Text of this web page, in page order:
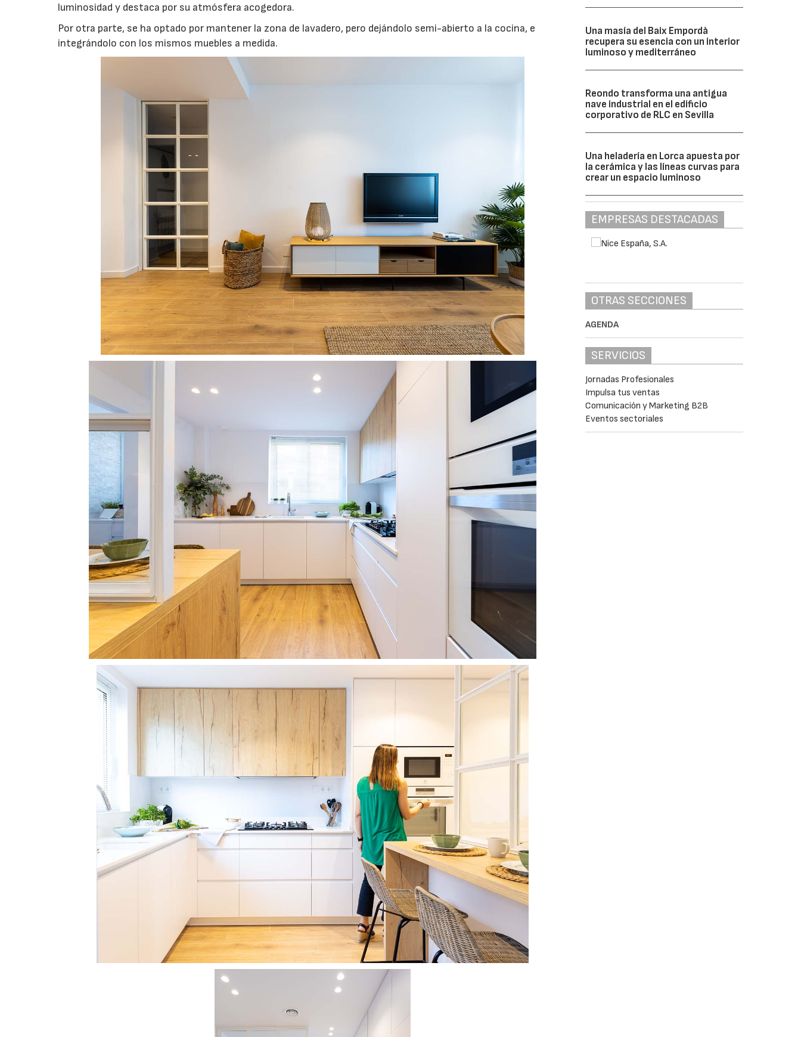
luminosidad y destaca por su atmósfera acogedora.
Por otra parte, se ha optado por mantener la zona de lavadero, pero dejándolo semi-abierto a la cocina, e
integrándolo con los mismos muebles a medida.
Una masía del Baix Empordà
recupera su esencia con un interior
luminoso y mediterráneo
Reondo transforma una antigua
nave industrial en el edificio
corporativo de RLC en Sevilla
Una heladería en Lorca apuesta por
la cerámica y las líneas curvas para
crear un espacio luminoso
EMPRESAS DESTACADAS
OTRAS SECCIONES
AGENDA
SERVICIOS
Jornadas Profesionales
Impulsa tus ventas
Comunicación y Marketing B2B
Eventos sectoriales